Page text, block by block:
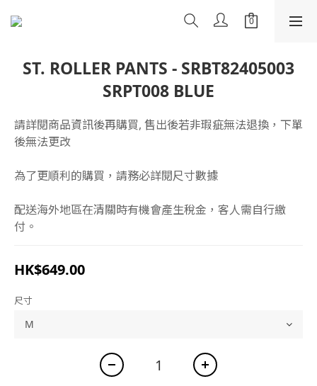
ST. ROLLER PANTS - SRBT82405003
SRPT008 BLUE
請詳閱商品資訊後再購買, 售出後若非瑕疵無法退換，下單
後無法更改
為了更順利的購買，請務必詳閱尺寸數據
配送海外地區在清關時有機會產生稅金，客人需自行繳
付。
HK$649.00
尺寸